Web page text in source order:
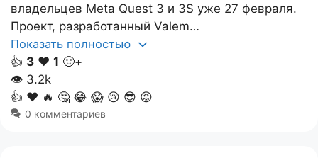
владельцев Meta Quest 3 и 3S уже 27 февраля.
Проект, разработанный Valem…
Показать полностью
👍 3 ❤️ 1 🙂+
👁 3.2k
👍 ❤️ 🔥 🤔 😂 😱 😢 😎 😡
0 комментариев